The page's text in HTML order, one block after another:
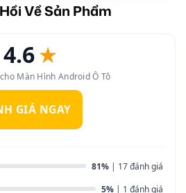
Về Sản Phẩm
4.6★
Màn Hình Android Ô Tô
GIÁ NGAY
81% | 17 đánh giá
5% | 1 đánh giá